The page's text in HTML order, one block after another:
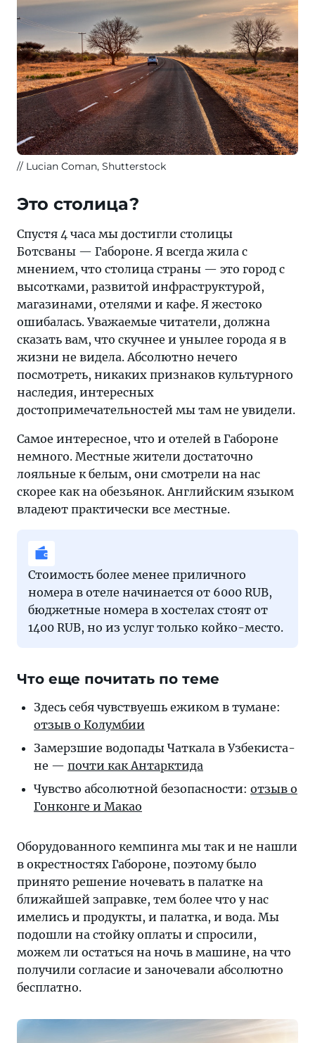
Lucian Coman, Shutterstock
Это столица?
Спустя 4 часа мы достигли столицы
Ботсваны — Габороне. Я всегда жила с
мнением, что столица страны — это город с
высотками, развитой инфраструктурой,
магазинами, отелями и кафе. Я жестоко
ошибалась. Уважаемые читатели, должна
сказать вам, что скучнее и унылее города я в
жизни не видела. Абсолютно нечего
посмотреть, никаких признаков культурного
наследия, интересных
достопримечательностей мы там не увидели.
Самое интересное, что и отелей в Габороне
немного. Местные жители достаточно
лояльные к белым, они смотрели на нас
скорее как на обезьянок. Английским языком
владеют практически все местные.
Стоимость более менее приличного
номера в отеле начинается от 6000 RUB,
бюджетные номера в хостелах стоят от
1400 RUB, но из услуг только койко-место.
Что еще почитать по теме
Здесь себя чувст­ву­ешь ежи­ком в ту­ма­не:
от­зыв о Колумбии
Замерзшие водопады Чат­ка­ла в Уз­бе­кис­та­
не — по­чти как Антарктида
Чувство абсолют­ной без­о­пас­нос­ти: от­зыв о
Гон­кон­ге и Макао
Оборудованного кемпинга мы так и не нашли
в окрестностях Габороне, поэтому было
принято решение ночевать в палатке на
ближайшей заправке, тем более что у нас
имелись и продукты, и палатка, и вода. Мы
подошли на стойку оплаты и спросили,
можем ли остаться на ночь в машине, на что
получили согласие и заночевали абсолютно
бесплатно.